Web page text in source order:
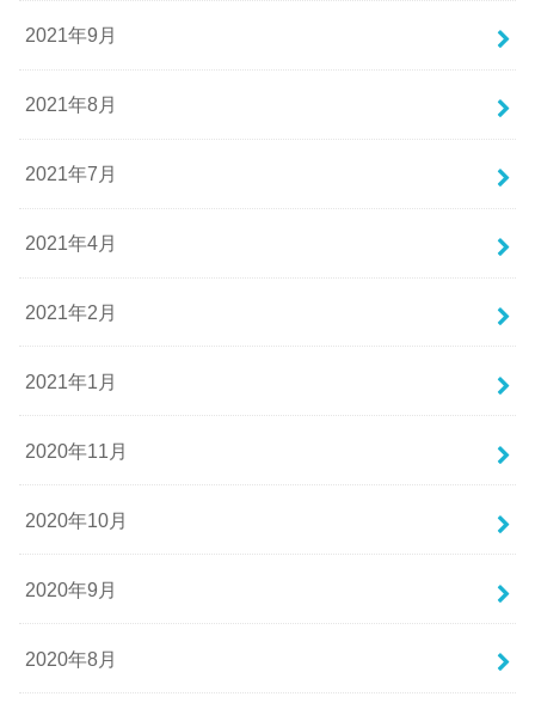
2021年9月
2021年8月
2021年7月
2021年4月
2021年2月
2021年1月
2020年11月
2020年10月
2020年9月
2020年8月